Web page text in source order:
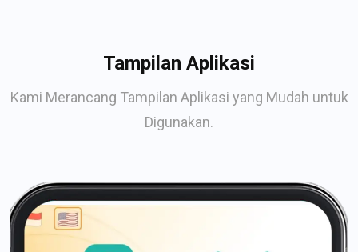
Tampilan Aplikasi
Kami Merancang Tampilan Aplikasi yang Mudah untuk
Digunakan.